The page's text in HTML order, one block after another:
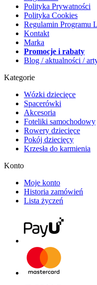
Polityka Prywatności
Polityka Cookies
Regulamin Programu
Kontakt
Marka
Promocje i rabaty
Blog / aktualności /
Kategorie
Wózki dziecięce
Spacerówki
Akcesoria
Foteliki samochodowy
Rowery dziecięce
Pokój dziecięcy
Krzesła do karmienia
Konto
Moje konto
Historia zamówień
Lista życzeń